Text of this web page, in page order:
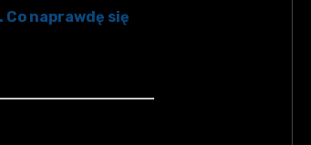
Co naprawdę się